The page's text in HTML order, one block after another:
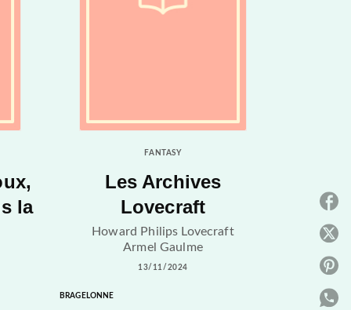
la
FANTASY
Les Archives
Lovecraft
Howard Philips Lovecraft
Armel Gaulme
13/11/2024
BRAGELONNE